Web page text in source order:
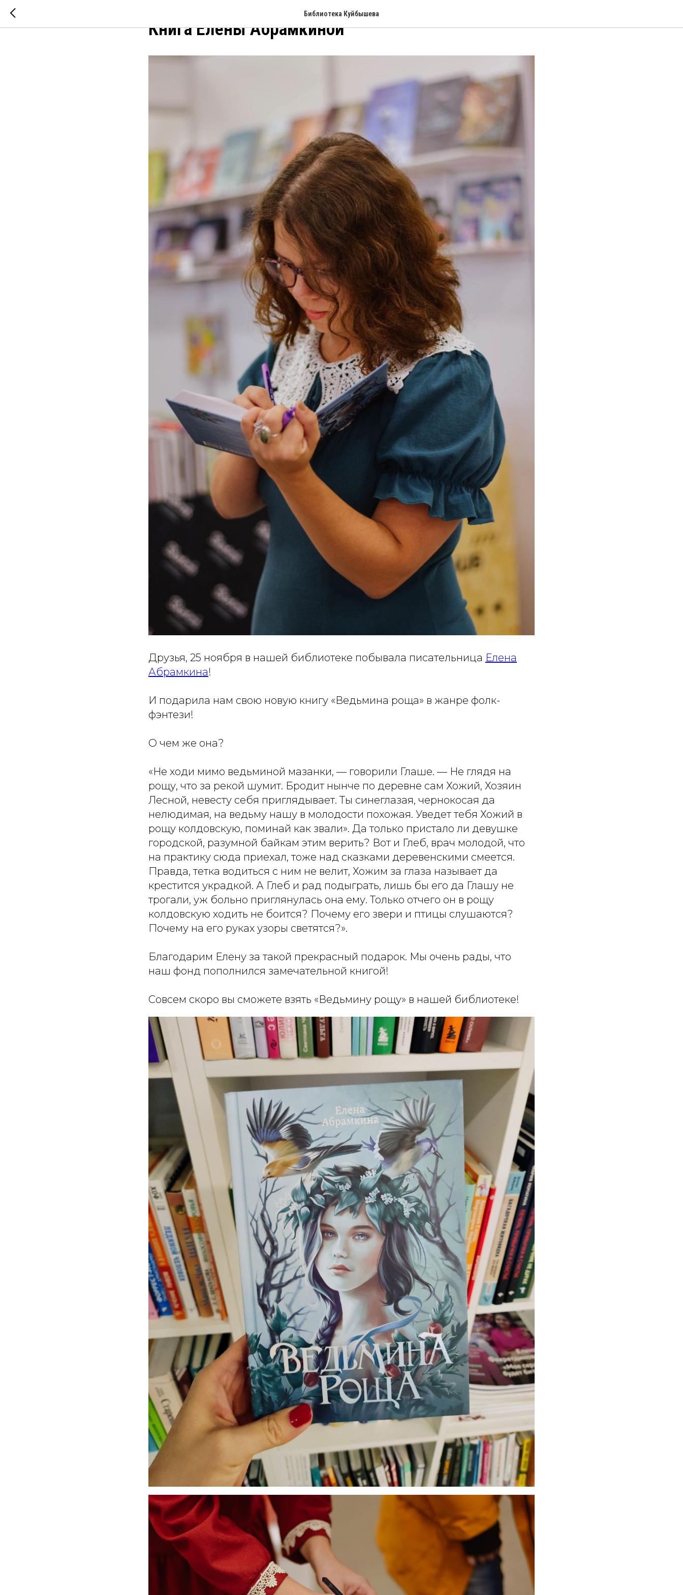
Библиотека Куйбышева
Книга Елены Абрамкиной
Друзья, 25 ноября в нашей библиотеке побывала писательница Елена
Абрамкина!
И подарила нам свою новую книгу «Ведьмина роща» в жанре фолк-
фэнтези!
О чем же она?
«Не ходи мимо ведьминой мазанки, — говорили Глаше. — Не глядя на
рощу, что за рекой шумит. Бродит нынче по деревне сам Хожий, Хозяин
Лесной, невесту себя приглядывает. Ты синеглазая, чернокосая да
нелюдимая, на ведьму нашу в молодости похожая. Уведет тебя Хожий в
рощу колдовскую, поминай как звали». Да только пристало ли девушке
городской, разумной байкам этим верить? Вот и Глеб, врач молодой, что
на практику сюда приехал, тоже над сказками деревенскими смеется.
Правда, тетка водиться с ним не велит, Хожим за глаза называет да
крестится украдкой. А Глеб и рад подыграть, лишь бы его да Глашу не
трогали, уж больно приглянулась она ему. Только отчего он в рощу
колдовскую ходить не боится? Почему его звери и птицы слушаются?
Почему на его руках узоры светятся?».
Благодарим Елену за такой прекрасный подарок. Мы очень рады, что
наш фонд пополнился замечательной книгой!
Совсем скоро вы сможете взять «Ведьмину рощу» в нашей библиотеке!